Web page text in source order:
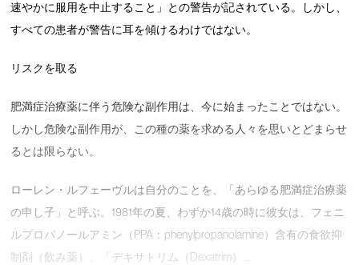
速やかに服用を中止すること」との警告が記されている。しかし、
すべての患者が警告に耳を傾けるわけではない。
リスクを取る
肥満症治療薬に伴う危険な副作用は、今に始まったことではない。
しかし危険な副作用が、この種の薬を求める人々を思いとどまらせ
るとは限らない。
ローレン・ルフェーヴルは自分のことを、「あらゆる肥満症治療薬
の申し子」と呼ぶ。1981年の夏、わずか14歳の時に彼女は、フェニ
ルプロパノールアミン（PPA：phenylpropanolamine）含有の食欲抑
制剤（飲み薬）、「デキサトリム（Dexatrim） …